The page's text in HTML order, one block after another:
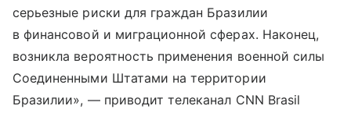
серьезные риски для граждан Бразилии
в финансовой и миграционной сферах. Наконец,
возникла вероятность применения военной силы
Соединенными Штатами на территории
Бразилии», — приводит телеканал CNN Brasil